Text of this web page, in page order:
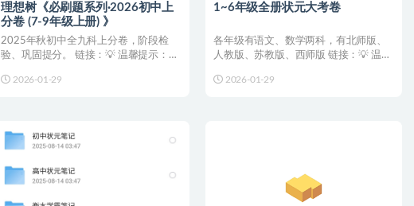
理想树《必刷题系列·2026初中上
分卷 (7-9年级上册) 》
2025年秋初中全九科上分卷，阶段检
验、巩固提分。 链接：💡 温馨提示：使
2026-01-29
1~6年级全册状元大考卷
各年级有语文、数学两科，有北师版、
人教版、苏教版、西师版 链接：💡 温馨
2026-01-29